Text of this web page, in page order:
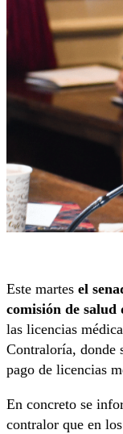
Este martes el
comisión de salud
las licencias
Contraloría, donde
pago de licencias
En concreto se
contralor que en